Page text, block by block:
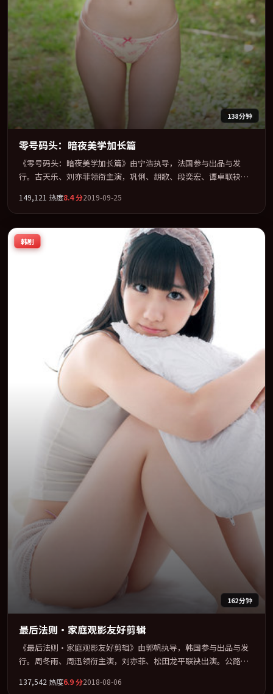
138分钟
零号码头：暗夜美学加长篇
《零号码头：暗夜美学加长篇》由宁浩执导，法国参与出品与发
行。古天乐、刘亦菲领衔主演，巩俐、胡歌、段奕宏、谭卓联袂出
为骨架，在叙事、表演与视听上力求统一。定于 2019-04-06 在内地
院线及主流平台同步亮相，2019 年度话题片中口碑稳健，适合喜欢
强情节与人物弧光的观众完整观看。
149,121 热度8.4分2019-09-25
韩剧
162分钟
最后法则·家庭观影友好剪辑
《最后法则·家庭观影友好剪辑》由郭帆执导，韩国参与出品与发
行。周冬雨、周迅领衔主演，刘亦菲、松田龙平联袂出演。公路、
架，在叙事、表演与视听上力求统一。定于 2018-08-21 在内地院线
137,542 热度6.9分2018-08-06